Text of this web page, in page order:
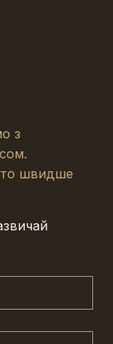
з
то швидше